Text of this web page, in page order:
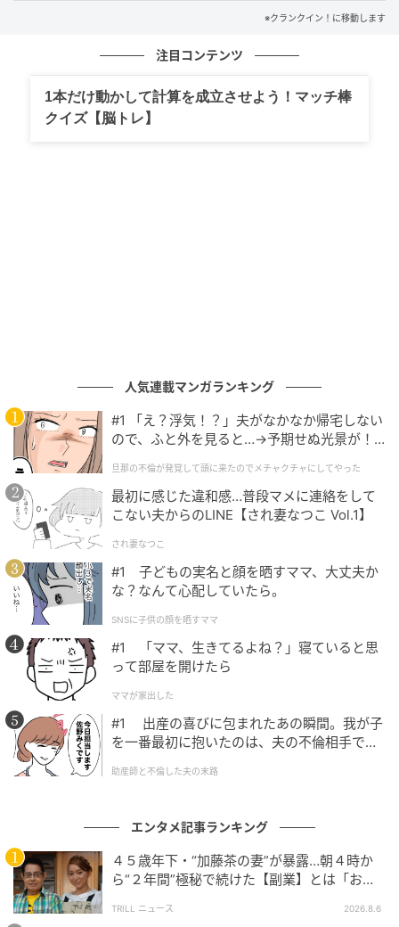
判を呼び、ついに芸能プロダクションがスカウトに!?
戦争、貧困、高度成長、テレビ黄金期、漫才ブー
ム...。激動の昭和を、夫を支え、家族を支え、前向き
かつ豪快に突き進む信子。伸郎と2人、夫婦で歩む、笑
※クランクイン！に移動します
注目コンテンツ
1本だけ動かして計算を成立させよう！マッチ棒
クイズ【脳トレ】
人気連載マンガランキング
#1 「え？浮気！？」夫がなかなか帰宅しない
ので、ふと外を見ると…→予期せぬ光景が！
クチャにしてやった
旦那の不倫が発覚して頭に来たのでメチャクチャにしてやった
最初に感じた違和感…普段マメに連絡をして
こない夫からのLINE【され妻なつこ Vol.1】
され妻なつこ
#1 子どもの実名と顔を晒すママ、大丈夫か
な？なんて心配していたら。
SNSに子供の顔を晒すママ
#1 「ママ、生きてるよね？」寝ていると思
って部屋を開けたら
ママが家出した
#1 出産の喜びに包まれたあの瞬間。我が子
を一番最初に抱いたのは、夫の不倫相手でし
助産師と不倫した夫の末路
エンタメ記事ランキング
４５歳年下・“加藤茶の妻”が暴露…朝４時か
ら“２年間”極秘で続けた【副業】とは「お金
TRILL ニュース 2026.8.6